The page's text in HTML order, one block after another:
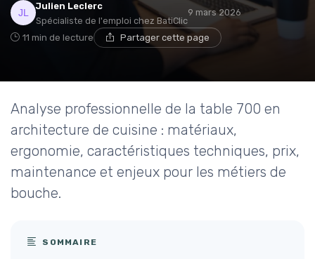
Julien Leclerc
Spécialiste de l'emploi chez BatiClic
9 mars 2026
11 min de lecture Partager cette page
Analyse professionnelle de la table 700 en
architecture de cuisine : matériaux,
ergonomie, caractéristiques techniques, prix,
maintenance et enjeux pour les métiers de
bouche.
SOMMAIRE